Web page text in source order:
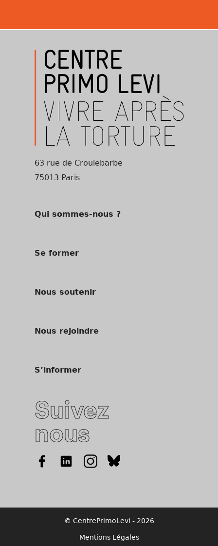
63 rue de Croulebarbe
75013 Paris
Qui sommes-nous ?
Se former
Nous soutenir
Nous rejoindre
S’informer
Suivez
nous
© CentrePrimoLevi - 2026
Mentions Légales